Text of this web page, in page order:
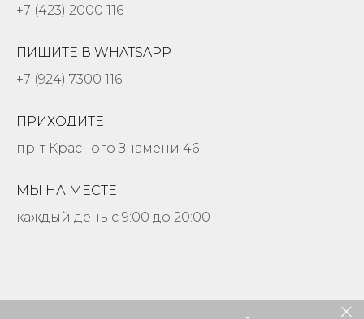
+7 (423) 2000 116
ПИШИТЕ В WHATSAPP
+7 (924) 7300 116
ПРИХОДИТЕ
пр-т Красного Знамени 46
МЫ НА МЕСТЕ
каждый день с 9:00 до 20:00